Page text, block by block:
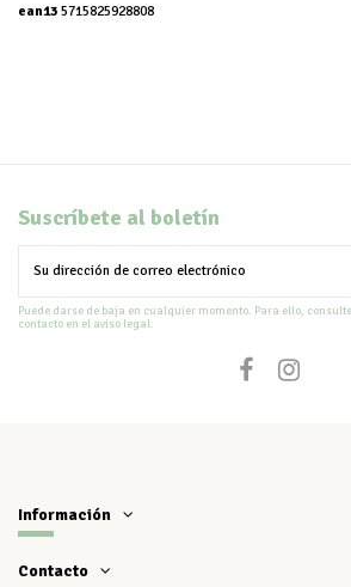
ean13 5715825928808
Suscríbete al boletín
Puede darse de baja en cualquier momento. Para ello,
contacto en el aviso legal.
Información
Contacto